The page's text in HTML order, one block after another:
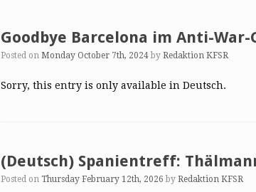
Goodbye Barcelona im Anti-War-
Posted on Monday October 7th, 2024 by Redaktion KFSR
Sorry, this entry is only available in Deutsch.
(Deutsch) Spanientreff:
Posted on Thursday February 12th, 2026 by Redaktion KFSR